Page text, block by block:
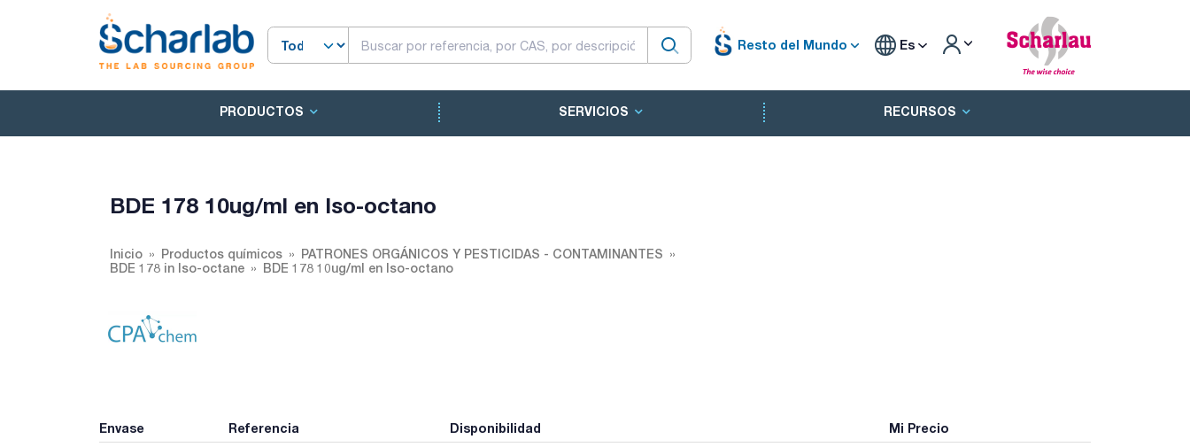
Resto del Mundo Es
PRODUCTOS SERVICIOS RECURSOS
BDE 178 10ug/ml en Iso-octano
Inicio Productos químicos
PATRONES ORGÁNICOS Y PESTICIDAS - CONTAMINANTES
BDE 178 in Iso-octane
BDE 178 10ug/ml en Iso-octano
Envase Referencia Disponibilidad Mi Precio